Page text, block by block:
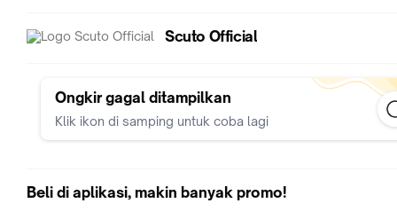
Benefit Utama:
Harga mulai 4 jutaan saja
Garansi 2 + 1 tahun (2 tahun garansi utama + 1 tahun
Scuto Official
Ongkir gagal ditampilkan
Klik ikon di samping untuk coba lagi
Beli di aplikasi, makin banyak promo!